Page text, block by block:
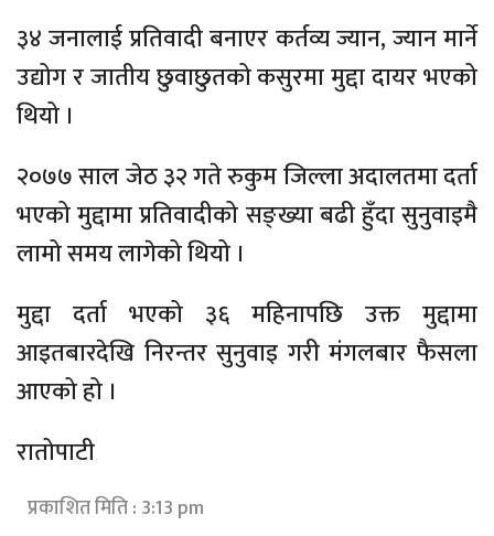
३४ जनालाई प्रतिवादी बनाएर कर्तव्य ज्यान, ज्यान मार्ने
उद्योग र जातीय छुवाछुतको कसुरमा मुद्दा दायर भएको
थियो ।
२०७७ साल जेठ ३२ गते रुकुम जिल्ला अदालतमा दर्ता
भएको मुद्दामा प्रतिवादीको सङ्ख्या बढी हुँदा सुनुवाइमै
लामो समय लागेको थियो ।
मुद्दा दर्ता भएको ३६ महिनापछि उक्त मुद्दामा
आइतबारदेखि निरन्तर सुनुवाइ गरी मंगलबार फैसला
आएको हो ।
रातोपाटी
प्रकाशित मिति : 3:13 pm